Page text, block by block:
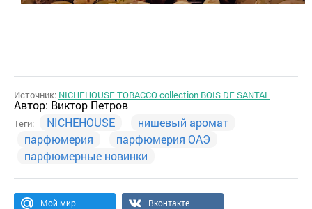
Источник: NICHEHOUSE TOBACCO collection BOIS DE SANTAL
Автор: Виктор Петров
Теги: NICHEHOUSE
нишевый аромат
парфюмерия
парфюмерия ОАЭ
парфюмерные новинки
Мой мир
Вконтакте